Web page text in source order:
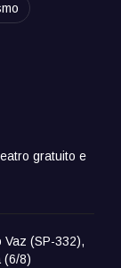
gratuito e
Vaz (SP-332),
(6/8)